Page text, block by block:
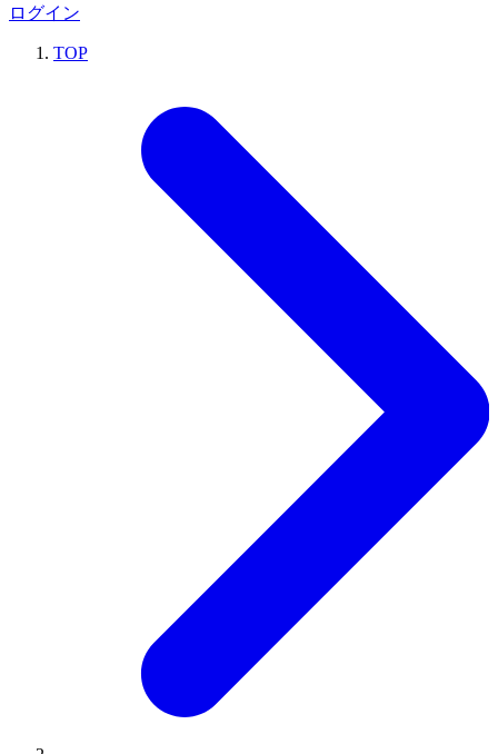
ログイン
TOP